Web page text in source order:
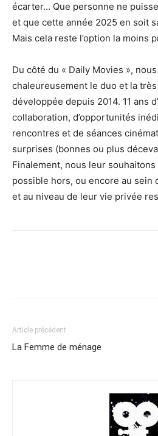
écarter… Que personne ne
et que cette année 2025 en soit
Mais cela reste l’option la moins
Du côté du « Daily Movies »,
chaleureusement le duo et la
développée depuis 2014. 11 ans
collaboration, d’opportunités
rencontres et de séances
surprises (bonnes ou plus
Finalement, nous leur
possible hors, ou encore au sein
et au niveau de leur vie privée
Article précédent
La Femme de ménage